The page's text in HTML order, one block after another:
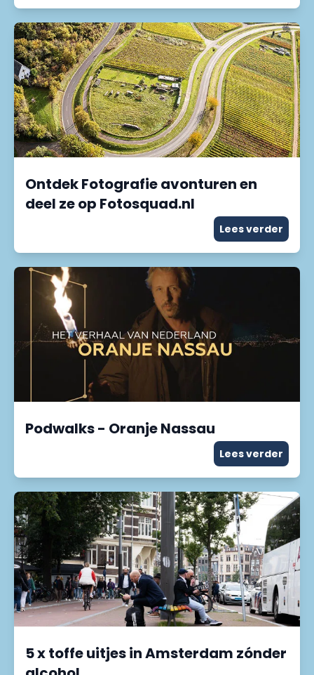
Ontdek Fotografie avonturen en
deel ze op Fotosquad.nl
Lees verder
Podwalks - Oranje Nassau
Lees verder
5 x toffe uitjes in Amsterdam zónder